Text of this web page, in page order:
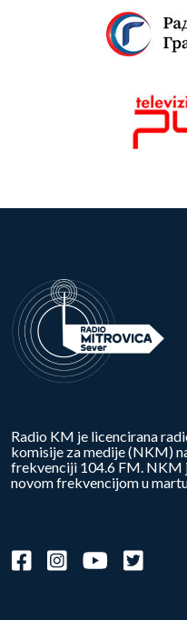
Radio KM je licencirana
komisije za medije (NKM)
frekvenciji 104.6 FM. NKM
novom frekvencijom u